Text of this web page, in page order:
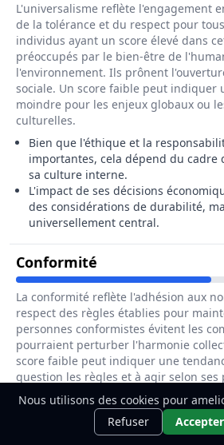
L'universalisme reflète l'engagement
de la tolérance et du respect pour
individus ayant un score élevé dans
préoccupés par le bien-être de
l'environnement. Ils prônent
sociale. Un score faible peut indiquer
moindre pour les enjeux globaux ou
culturelles.
Bien que l'éthique et la
importantes, cela dépend du cadre
sa culture interne.
L'impact de ses décisions
des considérations de durabilité,
universellement central.
Conformité Pour Le Métier
La conformité reflète l'adhésion aux
respect des règles établies pour
personnes conformistes évitent les
pourraient perturber l'harmonie
score faible peut indiquer une
question les règles et à agir selon ses
même si cela implique de défier
Les ingénieurs économistes doivent
normes et réglementations, même
Ce métier t'intéresse ?Découvre
comment le devenir.
Nous utilisons des cookies pour
Refuser